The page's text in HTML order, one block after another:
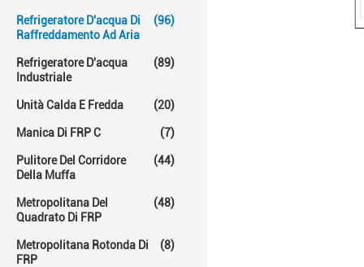
Refrigeratore D'acqua Di
Raffreddamento Ad Aria
(96)
Refrigeratore D'acqua
Industriale
(89)
Unità Calda E Fredda (20)
Manica Di FRP C (7)
Pulitore Del Corridore
Della Muffa
(44)
Metropolitana Del
Quadrato Di FRP
(48)
Metropolitana Rotonda Di
FRP
(8)